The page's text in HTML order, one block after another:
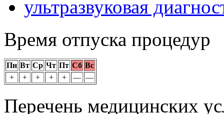
ультразвуковая
Время отпуска процедур
Пн Вт Ср Чт Пт Сб Вс
+
+ + + + — —
Перечень медицинских